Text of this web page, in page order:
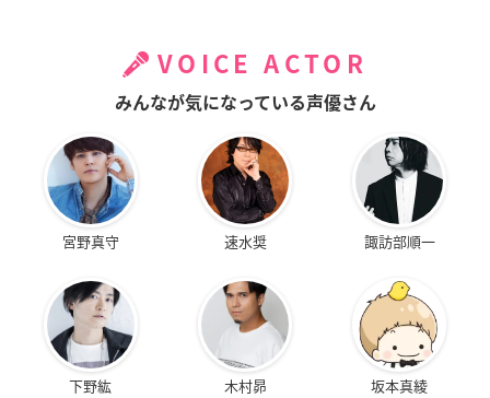
VOICE ACTOR
みんなが気になっている声優さん
宮野真守 速水奨 諏訪部順一
下野紘 木村昴 坂本真綾